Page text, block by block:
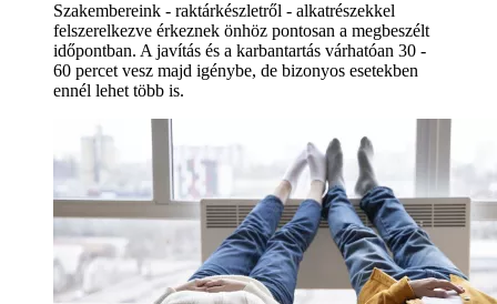
Szakembereink - raktárkészletről - alkatrészekkel
felszerelkezve érkeznek önhöz pontosan a megbeszélt
időpontban. A javítás és a karbantartás várhatóan 30 -
60 percet vesz majd igénybe, de bizonyos esetekben
ennél lehet több is.